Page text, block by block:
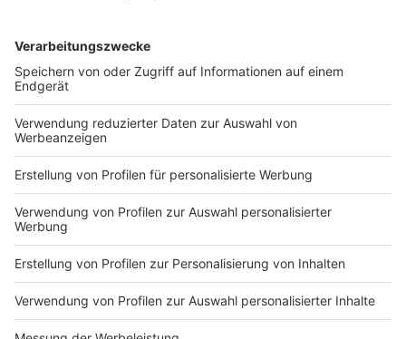
eingeräumt und sich der Challenge gestellt innerhalb
von 2 Minuten drei verschiedene Produkte zu finden.
Alles hat er super gemeistert!
Anzeige
Tag 1: Bei TeeGschwendner an der
Salzstraße
©ANTENNE MÜNSTER